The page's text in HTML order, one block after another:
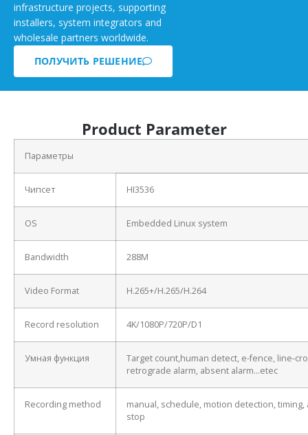
infrastructure projects, supporting
installers, system integrators and
wholesale partners worldwide.
ПОЛУЧИТЬ РЕШЕНИЕ
Product Parameter
Параметры
Чипсет HI3536
OS Embedded Linux system
Bandwidth 288M
Video Format H.265+/H.265/H.264
Record resolution 4K/1080P/720P/D1
Умная функция
Target count,human detect, e-fence, line-
retrograde alarm, absent alarm…etec
Recording method
manual, schedule, motion detection, timing,
stop